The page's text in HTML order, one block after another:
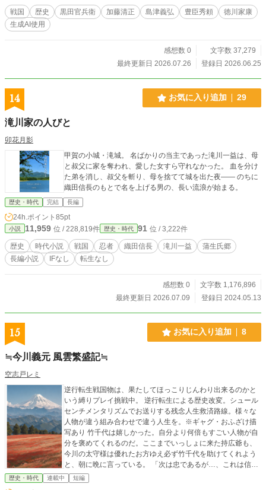
戦国 歴史 黒田官兵衛 加藤清正 島津義弘 豊臣秀頼
徳川家康
生成AI使用
感想数 0
文字数 37,279
最終更新日 2026.07.26
登録日 2026.06.25
14 お気に入り追加 29
滝川家の人びと
卯花月影
甲賀の小城・滝城。 名ばかりの当主であった滝川一益は、母
と叔父に家を奪われ、愛した女すら守れなかった。 血を分け
た弟を消し、叔父を斬り、母を捨てて城を出た夜―― のちに
織田信長のもとで名を上げる男の、長い流浪が始まる。
歴史・時代 完結 長編
24h.ポイント 85pt
小説 11,959 位 / 228,819件 歴史・時代 91 位 / 3,222件
歴史 時代小説 戦国 忍者 織田信長 滝川一益
蒲生氏郷
長編小説
IFなし 転生なし
感想数 0
文字数 1,176,896
最終更新日 2026.07.09
登録日 2024.05.13
15 お気に入り追加 8
≒今川義元 風雲繁盛記≒
空志戸レミ
逆行転生戦国物は、果たしてほっこりじんわり出来るのかと
いう縛りプレイ挑戦中。 逆行転生による歴史改変。シュール
センチメンタリズムでお送りする残念人生救済路線。様々な
人物が違う組み合わせで違う人生を。※ギャグ・おふざけ描
写あり 竹千代は嬉しかった。自分より何倍もすごい人物が自
分を褒めてくれるのだ。ここまでいっしょに来た持広爺も、
今川の太守様は優れたお方ゆえ必ず竹千代を助けてくれよう
と、朝に晩に言っている。 「次は忠であるが…、これは信と
共に合わせて話そう。耳の痛い話となるが、竹千代は負けず
についてこれるか？」 「はい！竹千代は負けませぬ！」 意地
歴史・時代 連載中 短編